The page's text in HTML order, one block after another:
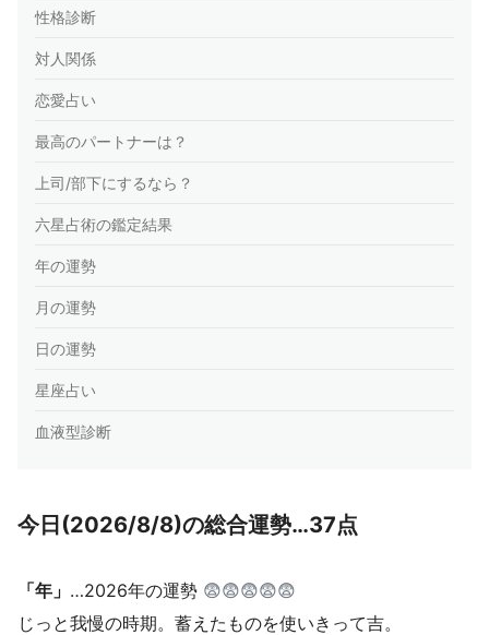
性格診断
対人関係
恋愛占い
最高のパートナーは？
上司/部下にするなら？
六星占術の鑑定結果
年の運勢
月の運勢
日の運勢
星座占い
血液型診断
今日(2026/8/8)の総合運勢…37点
「年」 …2026年の運勢 😨😨😨😨😨
じっと我慢の時期。蓄えたものを使いきって吉。